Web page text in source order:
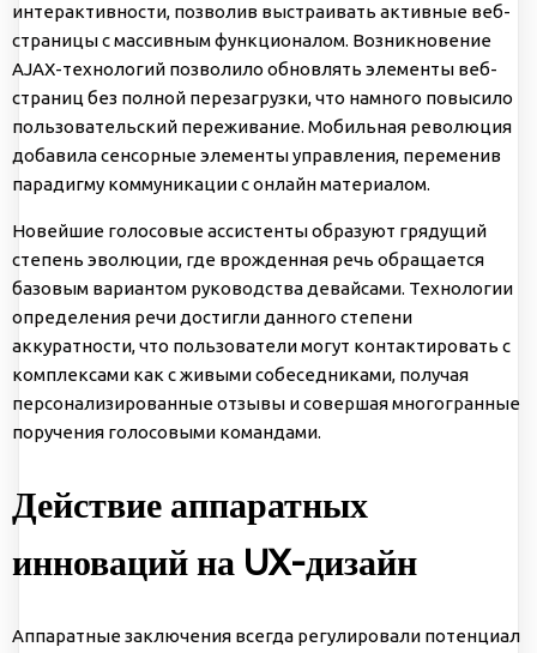
интерактивности, позволив выстраивать активные веб-
страницы с массивным функционалом. Возникновение
AJAX-технологий позволило обновлять элементы веб-
страниц без полной перезагрузки, что намного повысило
пользовательский переживание. Мобильная революция
добавила сенсорные элементы управления, переменив
парадигму коммуникации с онлайн материалом.
Новейшие голосовые ассистенты образуют грядущий
степень эволюции, где врожденная речь обращается
базовым вариантом руководства девайсами. Технологии
определения речи достигли данного степени
аккуратности, что пользователи могут контактировать с
комплексами как с живыми собеседниками, получая
персонализированные отзывы и совершая многогранные
поручения голосовыми командами.
Действие аппаратных
инноваций на UX-дизайн
Аппаратные заключения всегда регулировали потенциал